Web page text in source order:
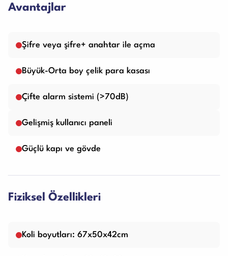
Avantajlar
Şifre veya şifre+ anahtar ile açma
Büyük-Orta boy çelik para kasası
Çifte alarm sistemi (>70dB)
Gelişmiş kullanıcı paneli
Güçlü kapı ve gövde
Fiziksel Özellikleri
Koli boyutları: 67x50x42cm